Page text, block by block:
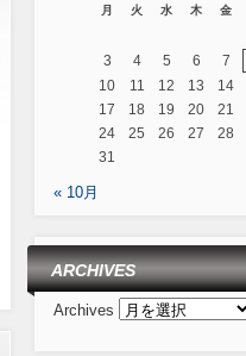
月 火 水 木 金
3
4 5 6 7
10
11 12 13 14
17
18 19 20 21
24
25 26 27 28
31
« 10月
ARCHIVES
Archives